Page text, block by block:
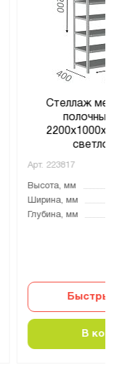
Стеллаж
полочный
светло-
Арт. 223817
Высота, мм
Ширина, мм
Глубина, мм
Быстрый
В